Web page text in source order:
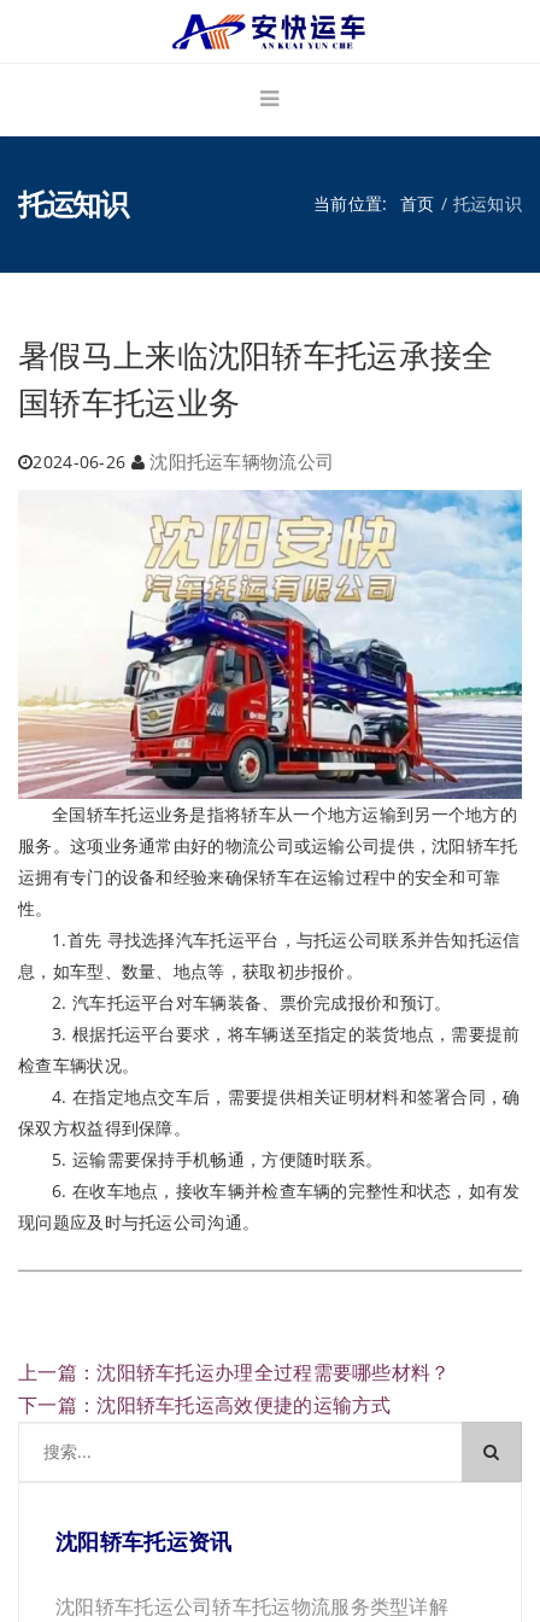
托运知识 当前位置: 首页 托运知识
暑假马上来临沈阳轿车托运承接全
国轿车托运业务
2024-06-26 沈阳托运车辆物流公司
全国轿车托运业务是指将轿车从一个地方运输到另一个地方的
服务。这项业务通常由好的物流公司或运输公司提供，沈阳轿车托
运拥有专门的设备和经验来确保轿车在运输过程中的安全和可靠
性。
1.首先 寻找选择汽车托运平台，与托运公司联系并告知托运信
息，如车型、数量、地点等，获取初步报价。
2. 汽车托运平台对车辆装备、票价完成报价和预订。
3. 根据托运平台要求，将车辆送至指定的装货地点，需要提前
检查车辆状况。
4. 在指定地点交车后，需要提供相关证明材料和签署合同，确
保双方权益得到保障。
5. 运输需要保持手机畅通，方便随时联系。
6. 在收车地点，接收车辆并检查车辆的完整性和状态，如有发
现问题应及时与托运公司沟通。
上一篇：沈阳轿车托运办理全过程需要哪些材料？
下一篇：沈阳轿车托运高效便捷的运输方式
沈阳轿车托运资讯
沈阳轿车托运公司轿车托运物流服务类型详解